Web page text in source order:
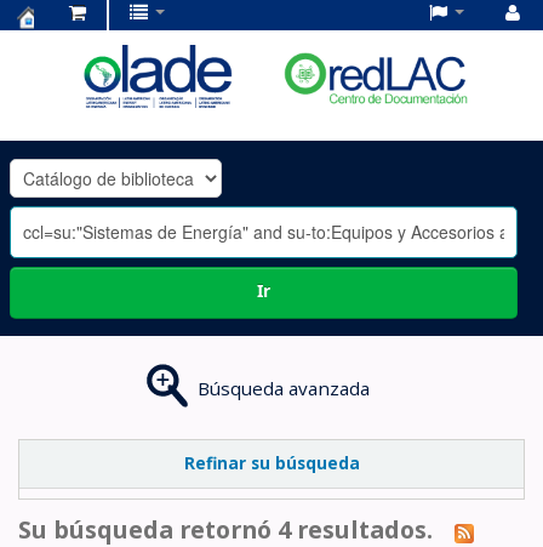
OLADE
-
Ir
Búsqueda avanzada
Refinar su búsqueda
Su búsqueda retornó 4 resultados.